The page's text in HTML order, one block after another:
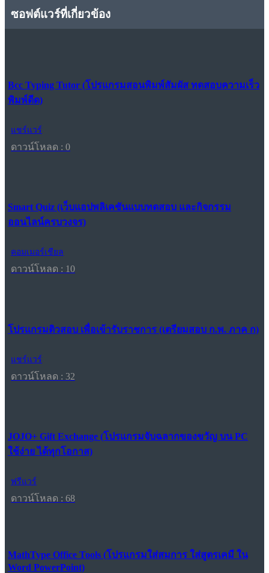
ซอฟต์แวร์ที่เกี่ยวข้อง
Bcc Typing Tutor (โปรแกรมสอนพิมพ์สัมผัส ทดสอบความเร็ว
พิมพ์ดีด)
แชร์แวร์
ดาวน์โหลด : 0
Smart Quiz (เว็บแอปพลิเคชันแบบทดสอบ และกิจกรรม
ออนไลน์ครบวงจร)
คอมเมอร์เชียล
ดาวน์โหลด : 10
โปรแกรมติวสอบ เพื่อเข้ารับราชการ (เตรียมสอบ ก.พ. ภาค ก)
แชร์แวร์
ดาวน์โหลด : 32
JOJO+ Gift Exchange (โปรแกรมจับฉลากของขวัญ บน PC
ใช้ง่าย ได้ทุกโอกาส)
ฟรีแวร์
ดาวน์โหลด : 68
MathType Office Tools (โปรแกรมใส่สมการ ใส่สูตรเคมี ใน
Word PowerPoint)